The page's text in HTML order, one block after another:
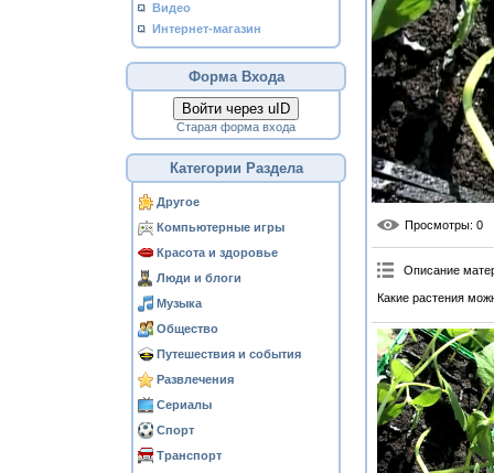
Видео
Интернет-магазин
Форма Входа
Войти через uID
Старая форма входа
Категории Раздела
Другое
Компьютерные игры
Красота и здоровье
Люди и блоги
Музыка
Общество
Путешествия и события
Развлечения
Сериалы
Спорт
Транспорт
Просмотры: 0
Описание
Какие растения